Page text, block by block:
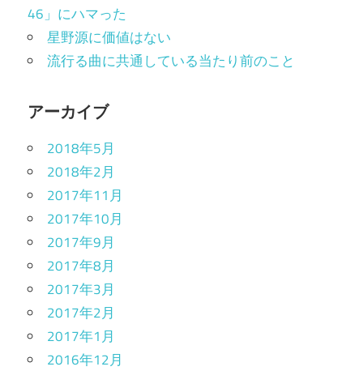
46」にハマった
星野源に価値はない
流行る曲に共通している当たり前のこと
アーカイブ
2018年5月
2018年2月
2017年11月
2017年10月
2017年9月
2017年8月
2017年3月
2017年2月
2017年1月
2016年12月